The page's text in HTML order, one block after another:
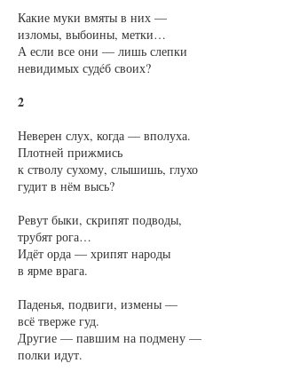
Какие муки вмяты в них —
изломы, выбоины, метки…
А если все они — лишь слепки
невидимых судéб своих?
2
Неверен слух, когда — вполуха.
Плотней прижмись
к стволу сухому, слышишь, глухо
гудит в нём высь?
Ревут быки, скрипят подводы,
трубят рога…
Идёт орда — хрипят народы
в ярме врага.
Паденья, подвиги, измены —
всё тверже гуд.
Другие — павшим на подмену —
полки идут.